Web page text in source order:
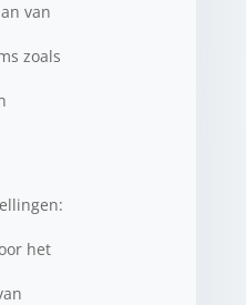
van
zoals
het